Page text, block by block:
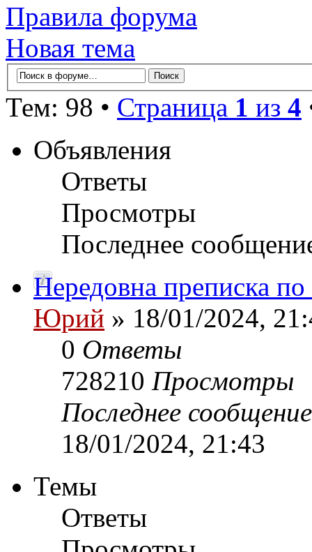
Правила форума
Новая тема
Тем: 98 • Страница 1 из 4
Объявления
Ответы
Просмотры
Последнее
Нередовна преписка
Юрий » 18/01/2024,
0 Ответы
728210 Просмотры
Последнее
18/01/2024, 21:43
Темы
Ответы